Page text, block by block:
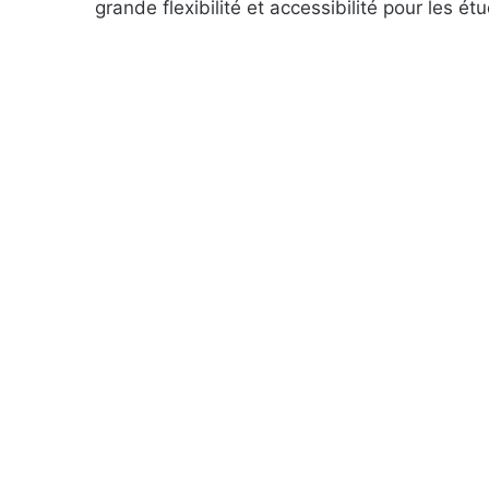
grande flexibilité et accessibilité pour les